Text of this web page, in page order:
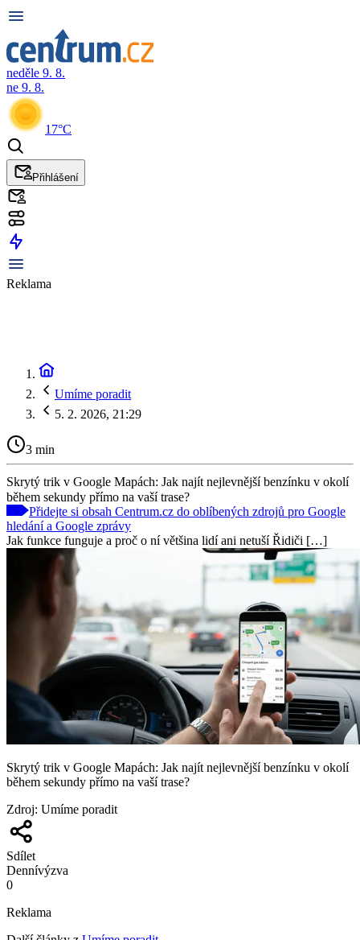
neděle 9. 8.
ne 9. 8.
17°C
Přihlášení
Reklama
Umíme poradit
5. 2. 2026, 21:29
3 min
Skrytý trik v Google Mapách: Jak najít nejlevnější benzínku v okolí
během sekundy přímo na vaší trase?
Přidejte si obsah Centrum.cz do oblíbených zdrojů pro Google
hledání a Google zprávy
Jak funkce funguje a proč o ní většina lidí ani netuší Řidiči […]
Skrytý trik v Google Mapách: Jak najít nejlevnější benzínku v okolí
během sekundy přímo na vaší trase?
Zdroj: Umíme poradit
Sdílet
Dennívýzva
0
Reklama